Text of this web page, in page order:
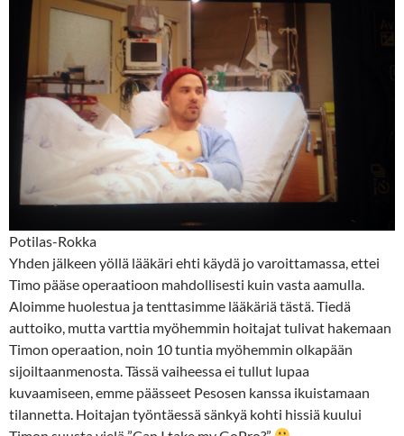
Potilas-Rokka
Yhden jälkeen yöllä lääkäri ehti käydä jo varoittamassa, ettei
Timo pääse operaatioon mahdollisesti kuin vasta aamulla.
Aloimme huolestua ja tenttasimme lääkäriä tästä. Tiedä
auttoiko, mutta varttia myöhemmin hoitajat tulivat hakemaan
Timon operaation, noin 10 tuntia myöhemmin olkapään
sijoiltaanmenosta. Tässä vaiheessa ei tullut lupaa
kuvaamiseen, emme päässeet Pesosen kanssa ikuistamaan
tilannetta. Hoitajan työntäessä sänkyä kohti hissiä kuului